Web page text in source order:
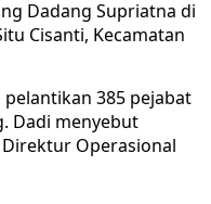
Dadang Supriatna di
Cisanti, Kecamatan
385 pejabat
Dadi menyebut
Operasional